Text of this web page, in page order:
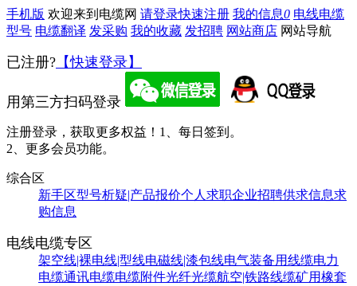
手机版 欢迎来到电缆网 请登录快速注册 我的信息0 电线电缆
型号 电缆翻译 发采购 我的收藏 发招聘 网站商店 网站导航
已注册? 【快速登录】
用第三方扫码登录
注册登录，获取更多权益！ 1、每日签到。
2、更多会员功能。
综合区
新手区型号析疑|产品报价个人求职企业招聘供求信息求
购信息
电线电缆专区
架空线|裸电线|型线电磁线|漆包线电气装备用线缆电力
电缆通讯电缆电缆附件光纤光缆航空|铁路线缆矿用橡套